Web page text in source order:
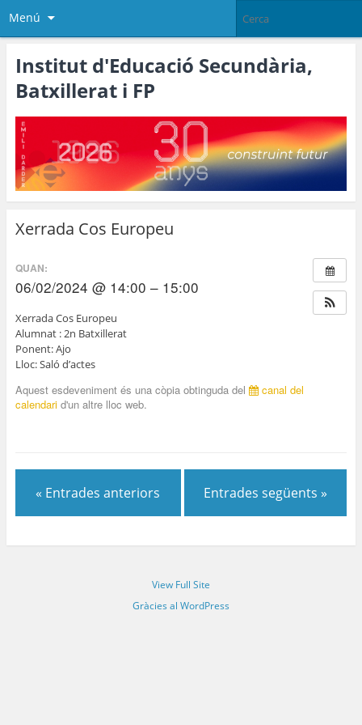
Menú
Institut d'Educació Secundària,
Batxillerat i FP
Xerrada Cos Europeu
QUAN:
06/02/2024 @ 14:00 – 15:00
Xerrada Cos Europeu
Alumnat : 2n Batxillerat
Ponent: Ajo
Lloc: Saló d’actes
Aquest esdeveniment és una còpia obtinguda del
canal del
calendarid'un altre lloc web.
« Entrades anteriors Entrades següents »
View Full Site
Gràcies al WordPress